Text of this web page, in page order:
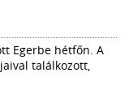
Egerbe hétfőn. A
találkozott,